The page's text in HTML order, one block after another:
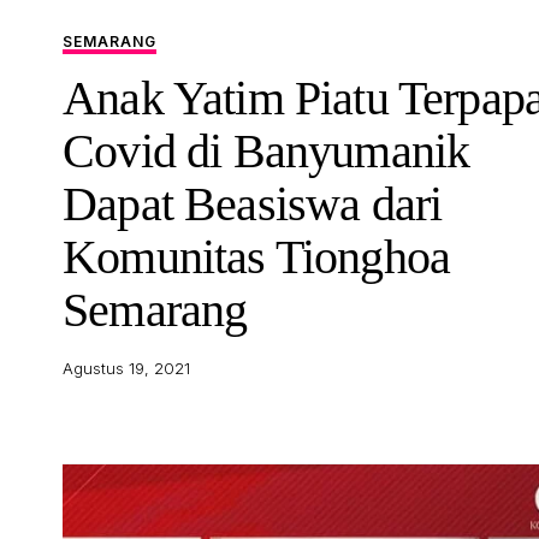
SEMARANG
Anak Yatim Piatu
Covid di Banyumanik
Dapat Beasiswa dari
Komunitas Tionghoa
Semarang
Agustus 19, 2021